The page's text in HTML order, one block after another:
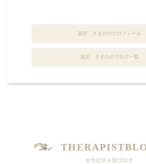
花沢 さきののプロフィール
花沢 さきののブログ一覧
セラピスト別ブログ